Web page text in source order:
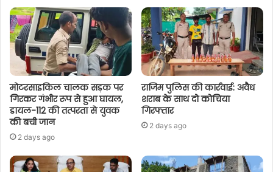
मोटरसाइकिल चालक सड़क पर
गिरकर गंभीर रूप से हुआ घायल,
डायल-112 की तत्परता से युवक
की बची जान
2 days ago
राजिम पुलिस की कार्रवाई: अवैध
शराब के साथ दो कोचिया
गिरफ्तार
2 days ago